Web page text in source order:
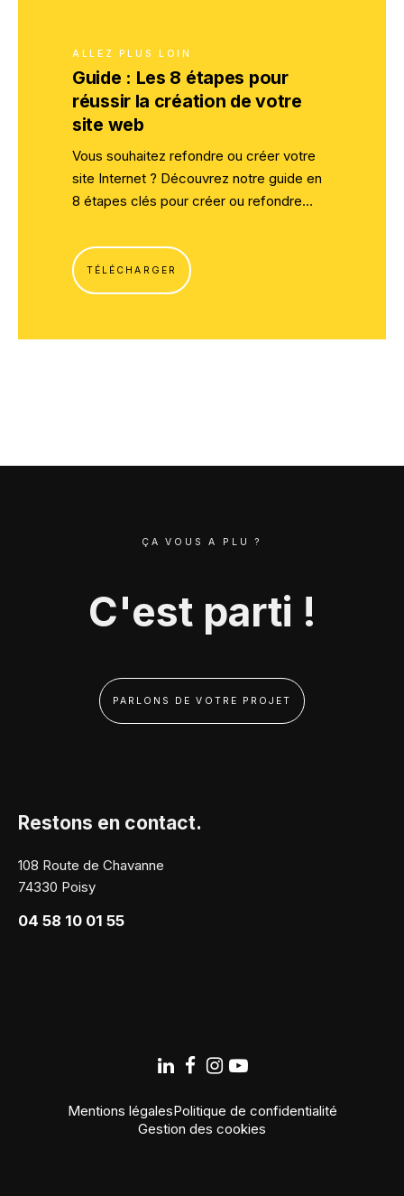
ALLEZ PLUS LOIN
Guide : Les 8 étapes pour
réussir la création de votre
site web
Vous souhaitez refondre ou créer votre
site Internet ? Découvrez notre guide en
8 étapes clés pour créer ou refondre
TÉLÉCHARGER
ÇA VOUS A PLU ?
C'est parti !
PARLONS DE VOTRE PROJET
Restons en contact.
108 Route de Chavanne
74330 Poisy
04 58 10 01 55
Mentions légalesPolitique de confidentialité
Gestion des cookies